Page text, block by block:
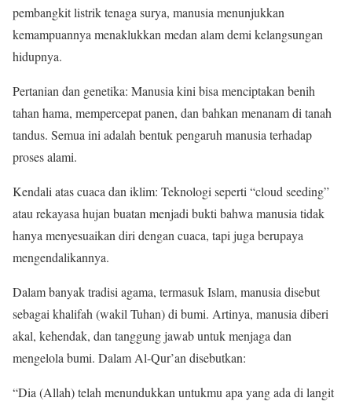
pembangkit listrik tenaga surya, manusia menunjukkan
kemampuannya menaklukkan medan alam demi kelangsungan
hidupnya.
Pertanian dan genetika: Manusia kini bisa menciptakan benih
tahan hama, mempercepat panen, dan bahkan menanam di tanah
tandus. Semua ini adalah bentuk pengaruh manusia terhadap
proses alami.
Kendali atas cuaca dan iklim: Teknologi seperti “cloud seeding”
atau rekayasa hujan buatan menjadi bukti bahwa manusia tidak
hanya menyesuaikan diri dengan cuaca, tapi juga berupaya
mengendalikannya.
Dalam banyak tradisi agama, termasuk Islam, manusia disebut
sebagai khalifah (wakil Tuhan) di bumi. Artinya, manusia diberi
akal, kehendak, dan tanggung jawab untuk menjaga dan
mengelola bumi. Dalam Al-Qur’an disebutkan:
“Dia (Allah) telah menundukkan untukmu apa yang ada di langit